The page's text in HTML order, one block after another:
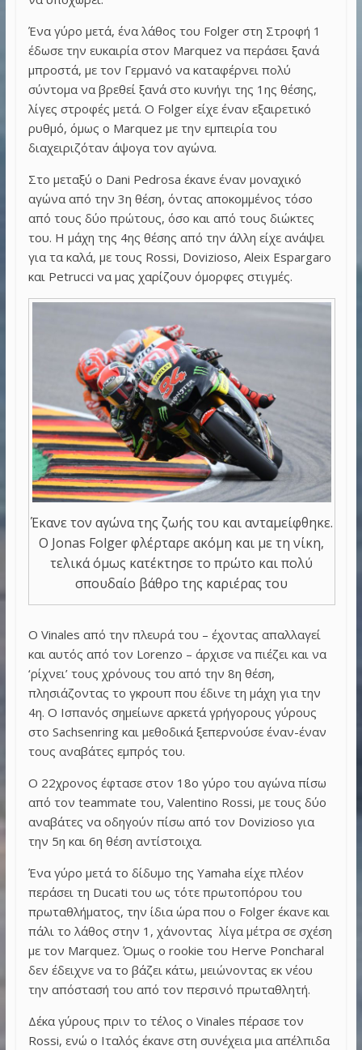
Ένα γύρο μετά, ένα λάθος του Folger στη Στροφή 1
έδωσε την ευκαιρία στον Marquez να περάσει ξανά
μπροστά, με τον Γερμανό να καταφέρνει πολύ
σύντομα να βρεθεί ξανά στο κυνήγι της 1ης θέσης,
λίγες στροφές μετά. Ο Folger είχε έναν εξαιρετικό
ρυθμό, όμως ο Marquez με την εμπειρία του
διαχειριζόταν άψογα τον αγώνα.
Στο μεταξύ ο Dani Pedrosa έκανε έναν μοναχικό
αγώνα από την 3η θέση, όντας αποκομμένος τόσο
από τους δύο πρώτους, όσο και από τους διώκτες
του. Η μάχη της 4ης θέσης από την άλλη είχε ανάψει
για τα καλά, με τους Rossi, Dovizioso, Aleix Espargaro
και Petrucci να μας χαρίζουν όμορφες στιγμές.
Έκανε τον αγώνα της ζωής του και ανταμείφθηκε.
Ο Jonas Folger φλέρταρε ακόμη και με τη νίκη,
τελικά όμως κατέκτησε το πρώτο και πολύ
σπουδαίο βάθρο της καριέρας του
Ο Vinales από την πλευρά του – έχοντας απαλλαγεί
και αυτός από τον Lorenzo – άρχισε να πιέζει και να
‘ρίχνει’ τους χρόνους του από την 8η θέση,
πλησιάζοντας το γκρουπ που έδινε τη μάχη για την
4η. Ο Ισπανός σημείωνε αρκετά γρήγορους γύρους
στο Sachsenring και μεθοδικά ξεπερνούσε έναν-έναν
τους αναβάτες εμπρός του.
Ο 22χρονος έφτασε στον 18ο γύρο του αγώνα πίσω
από τον teammate του, Valentino Rossi, με τους δύο
αναβάτες να οδηγούν πίσω από τον Dovizioso για
την 5η και 6η θέση αντίστοιχα.
Ένα γύρο μετά το δίδυμο της Yamaha είχε πλέον
περάσει τη Ducati του ως τότε πρωτοπόρου του
πρωταθλήματος, την ίδια ώρα που ο Folger έκανε και
πάλι το λάθος στην 1, χάνοντας λίγα μέτρα σε σχέση
με τον Marquez. Όμως ο rookie του Herve Poncharal
δεν έδειχνε να το βάζει κάτω, μειώνοντας εκ νέου
την απόστασή του από τον περσινό πρωταθλητή.
Δέκα γύρους πριν το τέλος ο Vinales πέρασε τον
Rossi, ενώ ο Ιταλός έκανε στη συνέχεια μια απέλπιδα